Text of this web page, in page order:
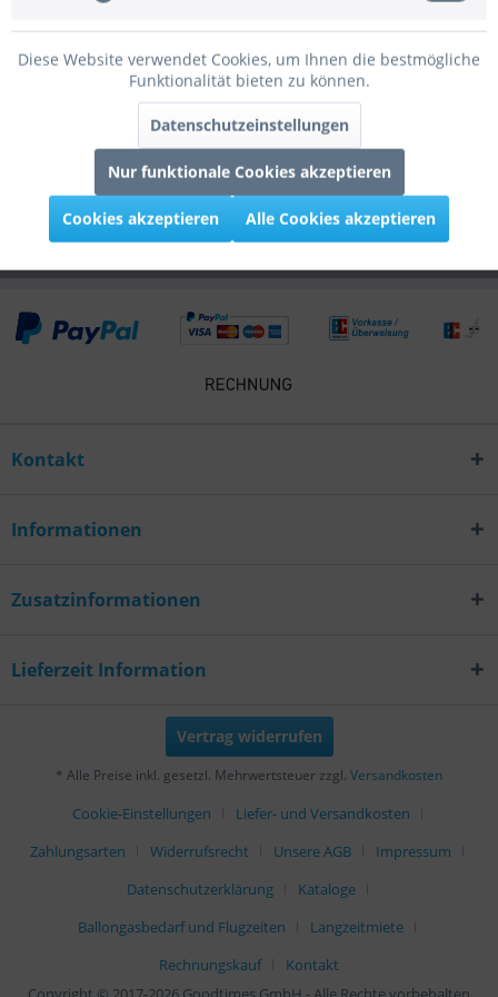
Bewertungen lesen, schreiben und diskutieren...
Infos zum Hersteller
Folgende Infos zum Hersteller sind verfübar......mehr
Kunden haben sich ebenfalls angesehen
Kontakt
Informationen
Zusatzinformationen
Lieferzeit Information
Vertrag widerrufen
* Alle Preise inkl. gesetzl. Mehrwertsteuer zzgl. Versandkosten
Cookie-Einstellungen
Liefer- und Versandkosten
Zahlungsarten
Widerrufsrecht Unsere AGB
Impressum
Datenschutzerklärung
Kataloge
Ballongasbedarf und Flugzeiten
Langzeitmiete
Rechnungskauf
Kontakt
Diese Website verwendet Cookies, um Ihnen die bestmögliche
Funktionalität bieten zu können.
Datenschutzeinstellungen
Nur funktionale Cookies akzeptieren
Cookies akzeptieren Alle Cookies akzeptieren